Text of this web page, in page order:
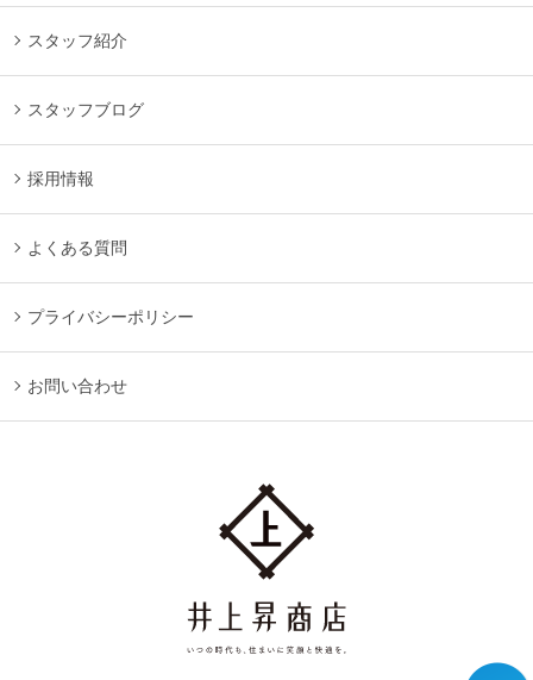
スタッフ紹介
スタッフブログ
採用情報
よくある質問
プライバシーポリシー
お問い合わせ